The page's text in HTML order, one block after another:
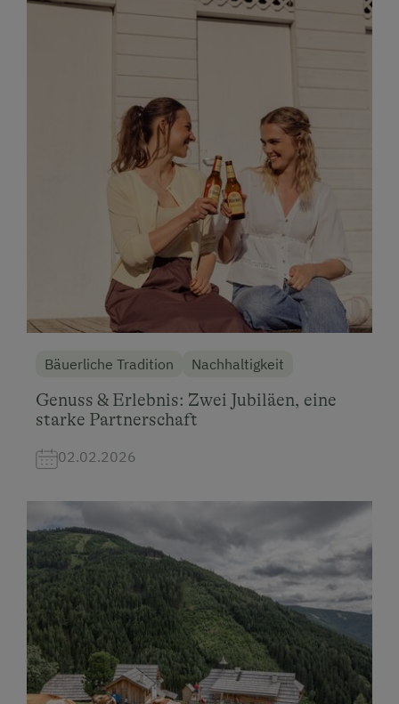
Bäuerliche Tradition Nachhaltigkeit
Genuss & Erlebnis: Zwei Jubiläen, eine
starke Partnerschaft
02.02.2026